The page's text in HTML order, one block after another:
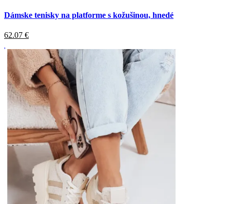
Dámske tenisky na platforme s kožušinou, hnedé
62.07 €